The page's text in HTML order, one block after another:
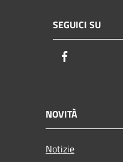
SEGUICI SU
NOVITÀ
Notizie